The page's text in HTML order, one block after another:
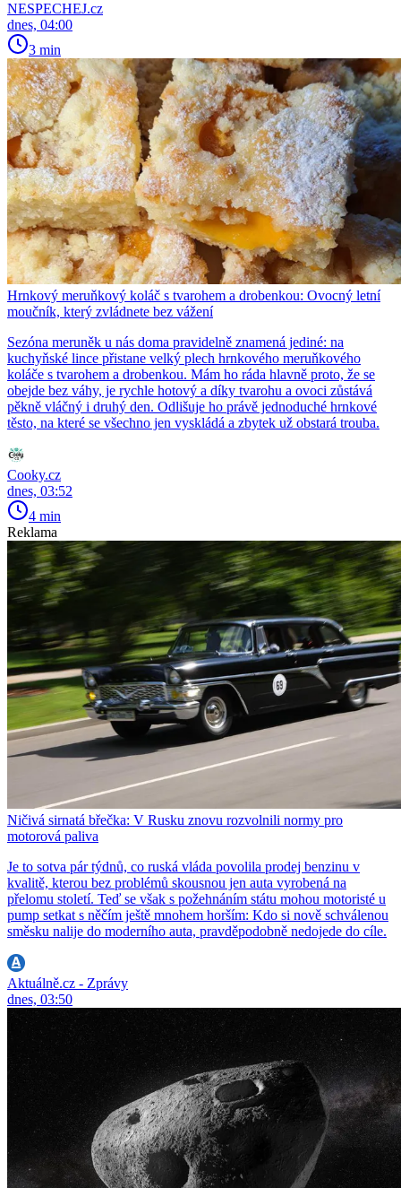
NESPECHEJ.cz
dnes, 04:00
3 min
Hrnkový meruňkový koláč s tvarohem a drobenkou: Ovocný letní
moučník, který zvládnete bez vážení
Sezóna meruněk u nás doma pravidelně znamená jediné: na
kuchyňské lince přistane velký plech hrnkového meruňkového
koláče s tvarohem a drobenkou. Mám ho ráda hlavně proto, že se
obejde bez váhy, je rychle hotový a díky tvarohu a ovoci zůstává
pěkně vláčný i druhý den. Odlišuje ho právě jednoduché hrnkové
těsto, na které se všechno jen vyskládá a zbytek už obstará trouba.
Cooky.cz
dnes, 03:52
4 min
Reklama
Ničivá sirnatá břečka: V Rusku znovu rozvolnili normy pro
motorová paliva
Je to sotva pár týdnů, co ruská vláda povolila prodej benzinu v
kvalitě, kterou bez problémů skousnou jen auta vyrobená na
přelomu století. Teď se však s požehnáním státu mohou motoristé u
pump setkat s něčím ještě mnohem horším: Kdo si nově schválenou
směsku nalije do moderního auta, pravděpodobně nedojede do cíle.
Aktuálně.cz - Zprávy
dnes, 03:50